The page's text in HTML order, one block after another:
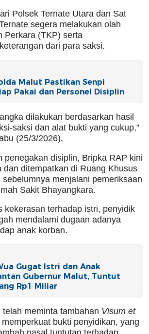
Polsek Ternate Utara dan Sat
segera melakukan olah
Perkara (TKP) serta
dari para saksi.
Malut Pastikan Senpi
Pakai dan Personel Disiplin
dilakukan berdasarkan hasil
saksi dan alat bukti yang cukup,”
(25/3/2026).
penegakan disiplin, Bripka RAP kini
dan ditempatkan di Ruang Khusus
sebelumnya menjalani pemeriksaan
Sakit Bhayangkara.
kekerasan terhadap istri, penyidik
mendalami dugaan adanya
anak korban.
Gugat Istri dan Anak
Gubernur Malut, Tuntut
Rp1 Miliar
meminta tambahan Visum et
memperkuat bukti penyidikan, yang